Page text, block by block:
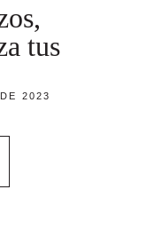
tus
2023